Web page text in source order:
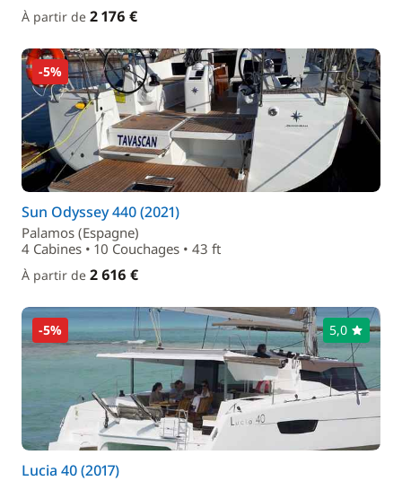
À partir de 2 176 €
-5%
Sun Odyssey 440 (2021)
Palamos (Espagne)
4 Cabines • 10 Couchages • 43 ft
À partir de 2 616 €
-5% 5,0
Lucia 40 (2017)